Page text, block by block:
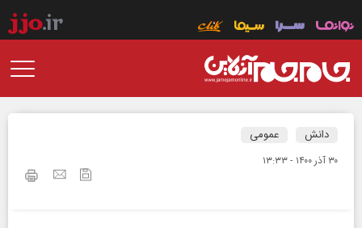
دانش عمومی
۳۰ آذر ۱۴۰۰ - ۱۳:۳۳